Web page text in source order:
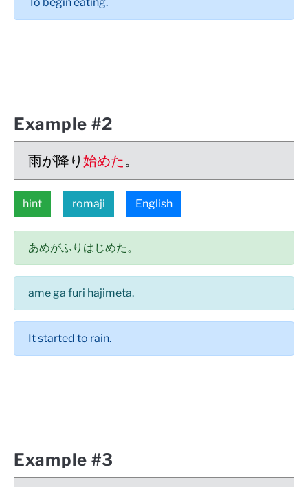
Example #2
雨が降り 始めた。
hint romaji English
あめがふりはじめた。
ame ga furi hajimeta.
It started to rain.
Example #3